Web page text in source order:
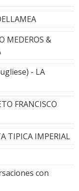
MEDEROS &
- LA
FRANCISCO
TIPICA IMPERIAL
con